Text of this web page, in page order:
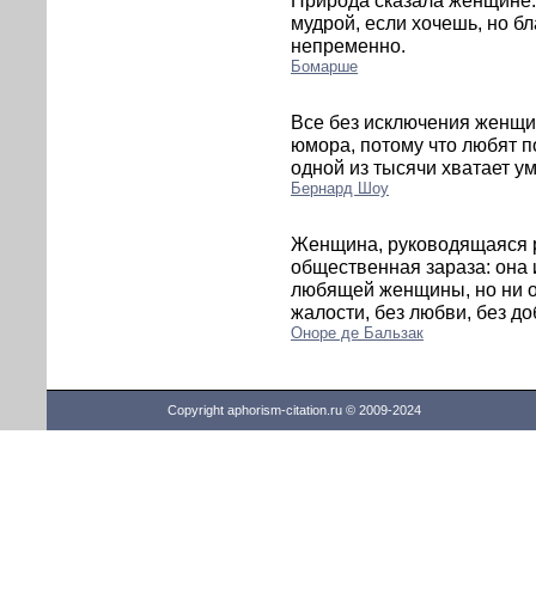
мудрой, если хочешь, но
непременно.
Бомарше
Все без исключения
юмора, потому что любят
одной из тысячи хватает
Бернард Шоу
Женщина, руководящаяся
общественная зараза: она
любящей женщины, но ни
жалости, без любви, без
Оноре де Бальзак
Copyright aphorism-citation.ru © 2009-2024